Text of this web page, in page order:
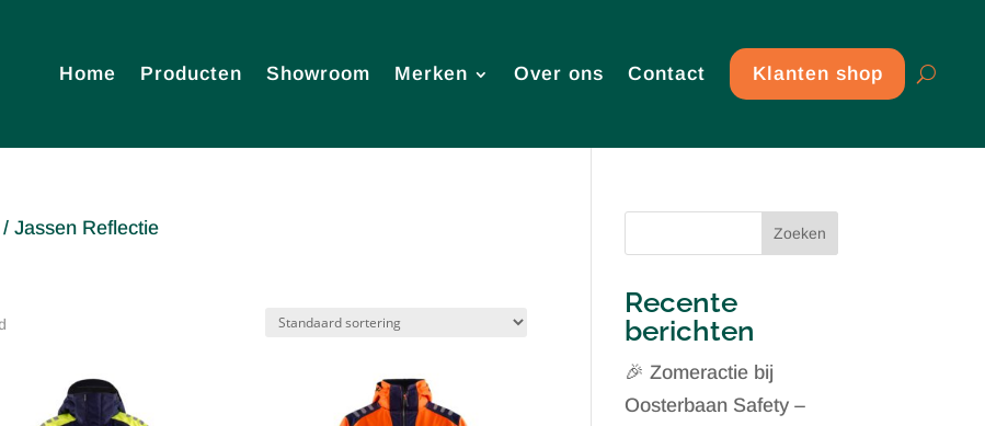
Home Producten Showroom Merken Over ons Contact Klanten shop
/ Jassen Reflectie Zoeken
Recente
berichten
🎉 Zomeractie bij
Oosterbaan Safety –